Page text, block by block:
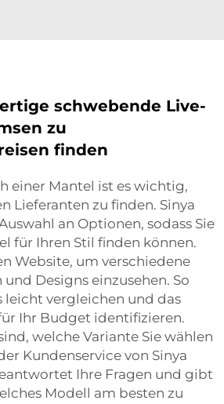
schwebende Live-
zu
finden
einer Mantel ist es wichtig,
Lieferanten zu finden. Sinya
an Optionen, sodass Sie
für Ihren Stil finden können.
Website, um verschiedene
Designs einzusehen. So
leicht vergleichen und das
Ihr Budget identifizieren.
welche Variante Sie wählen
Kundenservice von Sinya
Ihre Fragen und gibt
Modell am besten zu